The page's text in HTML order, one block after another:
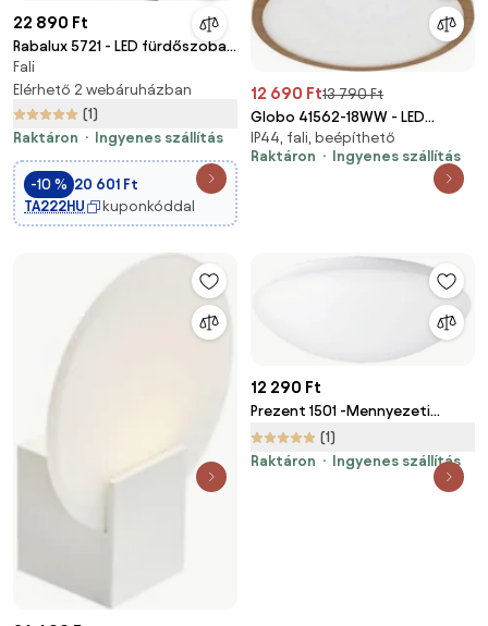
22 890 Ft
Rabalux 5721 - LED fürdőszobai
tükörvilágítás JOHN
LED/12W/230V
Fali
Elérhető 2 webáruházban
(1)
Raktáron
Ingyenes szállítás
-10 % 20 601 Ft
TA222HU
kuponkóddal
12 690 Ft13 790 Ft
Globo 41562-18WW - LED
Dimmelhető fürdőszobai
lámpa SAPANA LED/18W/230V
IP44, fali, beépíthető
Raktáron
Ingyenes szállítás
12 290 Ft
Prezent 1501 -Mennyezeti
lámpa ASPEN 2xE27/60W/230V
IP44
(1)
Raktáron
Ingyenes szállítás